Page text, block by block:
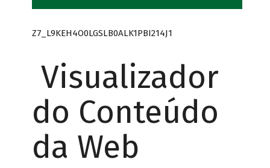
Z7_L9KEH4O0LGSLB0ALK1PBI214J1
Visualizador
do Conteúdo
da Web